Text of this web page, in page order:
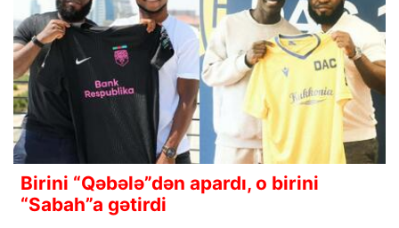
Birini “Qəbələ”dən apardı, o birini
“Sabah”a gətirdi